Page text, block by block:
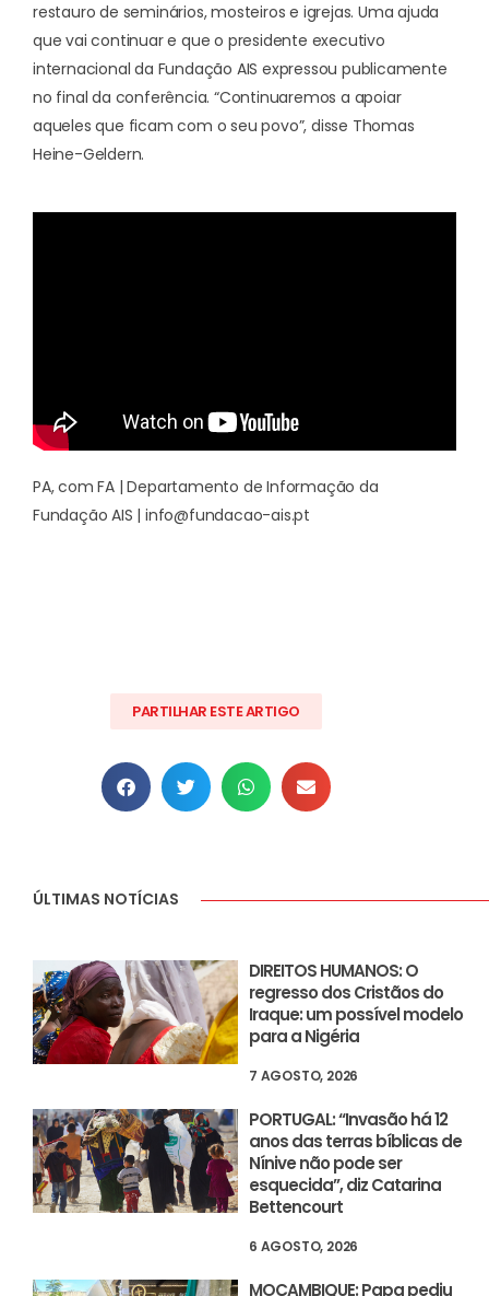
restauro de seminários, mosteiros e igrejas. Uma ajuda
que vai continuar e que o presidente executivo
internacional da Fundação AIS expressou publicamente
no final da conferência. “Continuaremos a apoiar
aqueles que ficam com o seu povo”, disse Thomas
Heine-Geldern.
PA, com FA | Departamento de Informação da
Fundação AIS | info@fundacao-ais.pt
PARTILHAR ESTE ARTIGO
ÚLTIMAS NOTÍCIAS
DIREITOS HUMANOS: O
regresso dos Cristãos do
Iraque: um possível modelo
para a Nigéria
7 AGOSTO, 2026
PORTUGAL: “Invasão há 12
anos das terras bíblicas de
Nínive não pode ser
esquecida”, diz Catarina
Bettencourt
6 AGOSTO, 2026
MOÇAMBIQUE: Papa pediu